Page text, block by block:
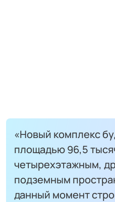
«Новый комплекс
площадью 96,5
четырехэтажным,
подземным
данный момент